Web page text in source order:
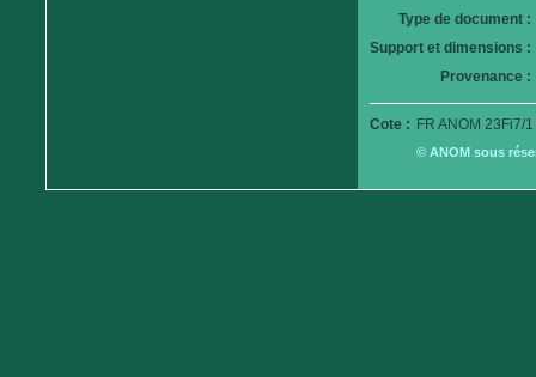
Type de document :
Support et dimensions :
Provenance :
Cote : FR ANOM 23Fi7/1
© ANOM sous